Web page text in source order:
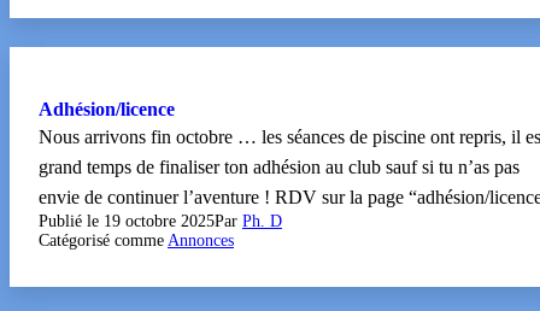
Adhésion/licence
Nous arrivons fin octobre … les séances de piscine ont repris, il
grand temps de finaliser ton adhésion au club sauf si tu n’as pas
envie de continuer l’aventure ! RDV sur la page “adhésion/
Publié le 19 octobre 2025Par Ph. D
Catégorisé comme Annonces